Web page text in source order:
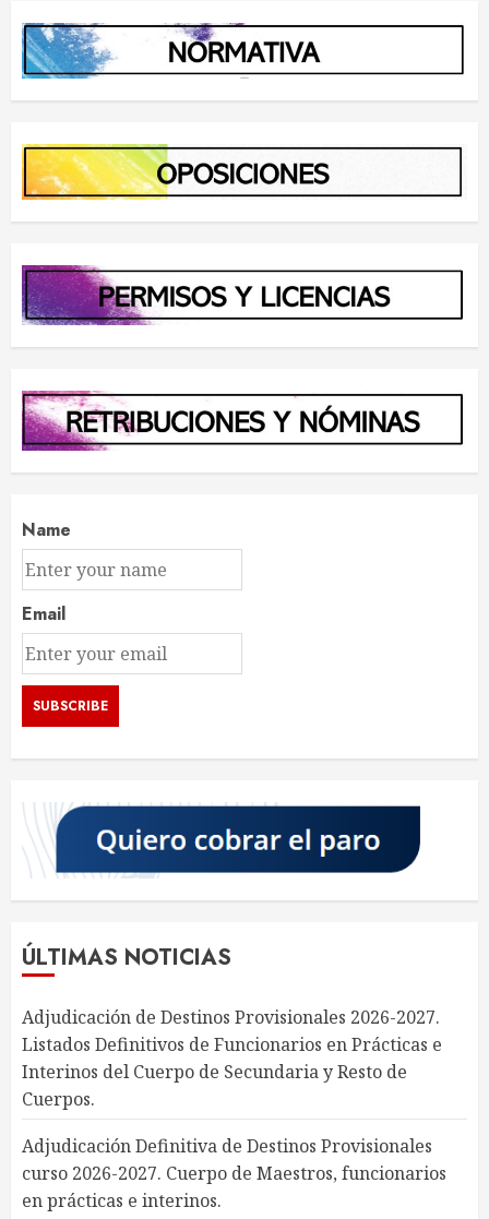
Name
Email
ÚLTIMAS NOTICIAS
Adjudicación de Destinos Provisionales 2026-2027.
Listados Definitivos de Funcionarios en Prácticas e
Interinos del Cuerpo de Secundaria y Resto de
Cuerpos.
Adjudicación Definitiva de Destinos Provisionales
curso 2026-2027. Cuerpo de Maestros, funcionarios
en prácticas e interinos.